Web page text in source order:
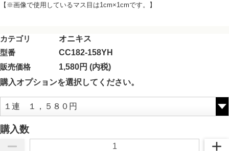
【※画像で使用しているマス目は1cm×1cmです。】
カテゴリ
オニキス
型番
CC182-158YH
販売価格
1,580円 (内税)
購入オプションを選択してください。
購入数